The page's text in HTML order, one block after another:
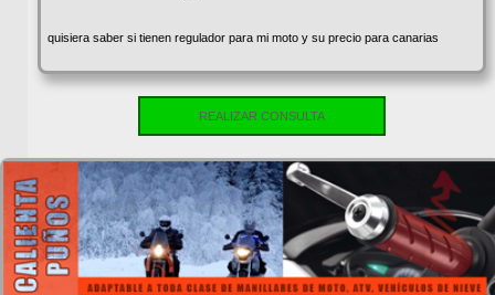
quisiera saber si tienen regulador para mi moto y su precio para canarias
REALIZAR CONSULTA